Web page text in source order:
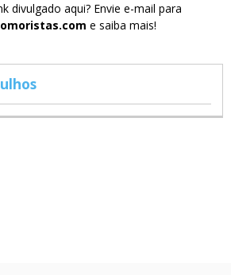
divulgado aqui? Envie e-mail para
e saiba mais!